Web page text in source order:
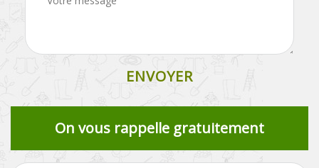
On vous rappelle gratuitement